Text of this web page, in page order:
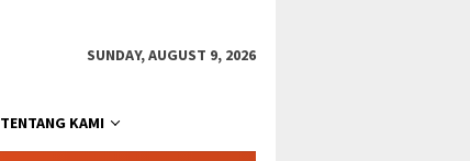
SUNDAY, AUGUST 9, 2026
TENTANG KAMI